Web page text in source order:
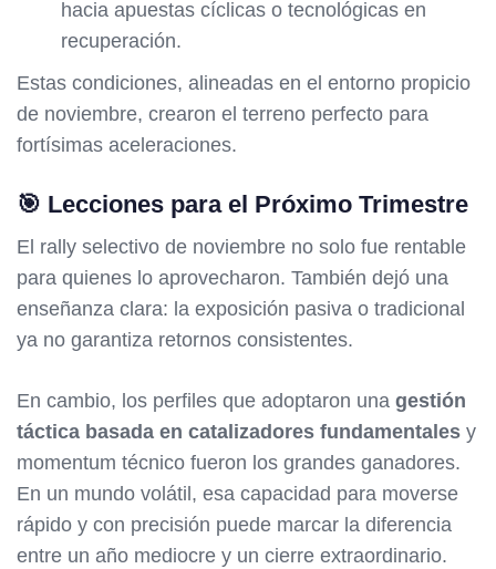
hacia apuestas cíclicas o tecnológicas en
recuperación.
Estas condiciones, alineadas en el entorno propicio
de noviembre, crearon el terreno perfecto para
fortísimas aceleraciones.
🎯 Lecciones para el Próximo Trimestre
El rally selectivo de noviembre no solo fue rentable
para quienes lo aprovecharon. También dejó una
enseñanza clara: la exposición pasiva o tradicional
ya no garantiza retornos consistentes.
En cambio, los perfiles que adoptaron una gestión
táctica basada en catalizadores fundamentales y
momentum técnico fueron los grandes ganadores.
En un mundo volátil, esa capacidad para moverse
rápido y con precisión puede marcar la diferencia
entre un año mediocre y un cierre extraordinario.